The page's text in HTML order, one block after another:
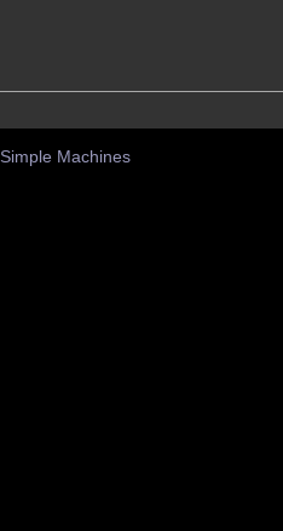
Simple Machines